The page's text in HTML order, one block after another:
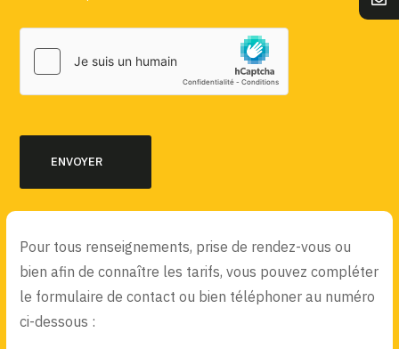
Pour tous renseignements, prise de rendez-vous ou
bien afin de connaître les tarifs, vous pouvez compléter
le formulaire de contact ou bien téléphoner au numéro
ci-dessous :